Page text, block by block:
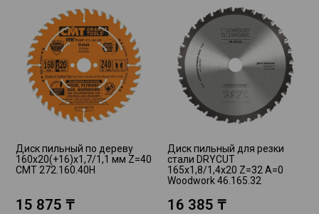
Диск пильный по дереву
160x20(+16)x1,7/1,1 мм Z=40
CMT 272.160.40H
15 875 ₸
Диск пильный для резки
стали DRYCUT
165x1,8/1,4x20 Z=32 A=0
Woodwork 46.165.32
16 385 ₸